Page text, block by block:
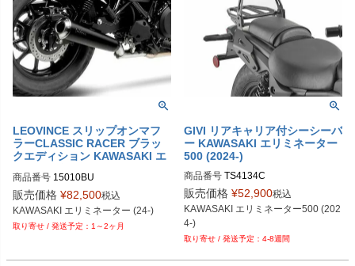
LEOVINCE スリップオンマフ
ラーCLASSIC RACER ブラッ
クエディション KAWASAKI エ
商品番号 15010BU
販売価格 ¥82,500税込
KAWASAKI エリミネーター (24-)
1～2ヶ月
GIVI リアキャリア付シーシーバ
ー KAWASAKI エリミネーター
500 (2024-)
商品番号 TS4134C
販売価格 ¥52,900税込
KAWASAKI エリミネーター500 (202
4-)
4-8週間